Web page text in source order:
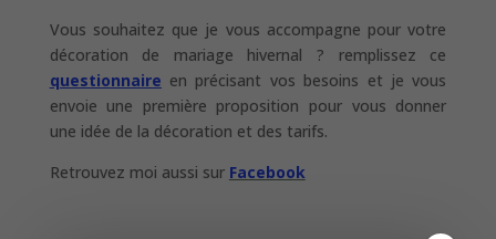
Vous souhaitez que je vous accompagne pour votre
décoration de mariage hivernal ? remplissez ce
questionnaire en précisant vos besoins et je vous
envoie une première proposition pour vous donner
une idée de la décoration et des tarifs.
Retrouvez moi aussi sur Facebook